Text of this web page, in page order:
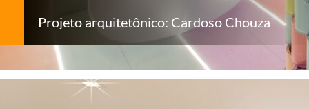
Projeto arquitetônico: Cardoso Chouza